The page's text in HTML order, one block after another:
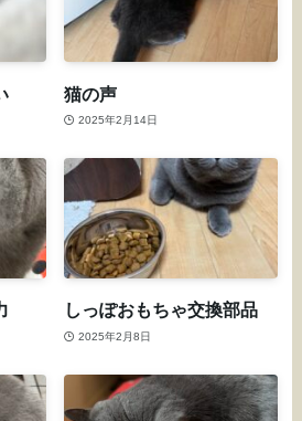
猫の声
2025年2月14日
しっぽおもちゃ交換部品
2025年2月8日